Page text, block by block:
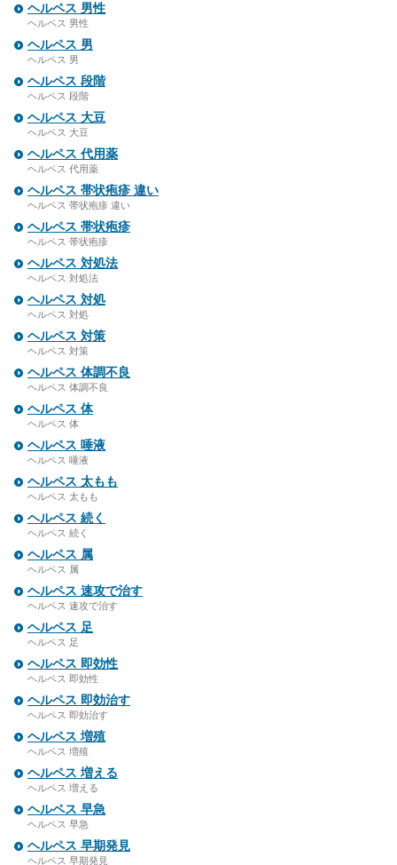
ヘルペス 男性
ヘルペス 男性
ヘルペス 男
ヘルペス 男
ヘルペス 段階
ヘルペス 段階
ヘルペス 大豆
ヘルペス 大豆
ヘルペス 代用薬
ヘルペス 代用薬
ヘルペス 帯状疱疹 違い
ヘルペス 帯状疱疹 違い
ヘルペス 帯状疱疹
ヘルペス 帯状疱疹
ヘルペス 対処法
ヘルペス 対処法
ヘルペス 対処
ヘルペス 対処
ヘルペス 対策
ヘルペス 対策
ヘルペス 体調不良
ヘルペス 体調不良
ヘルペス 体
ヘルペス 体
ヘルペス 唾液
ヘルペス 唾液
ヘルペス 太もも
ヘルペス 太もも
ヘルペス 続く
ヘルペス 続く
ヘルペス 属
ヘルペス 属
ヘルペス 速攻で治す
ヘルペス 速攻で治す
ヘルペス 足
ヘルペス 足
ヘルペス 即効性
ヘルペス 即効性
ヘルペス 即効治す
ヘルペス 即効治す
ヘルペス 増殖
ヘルペス 増殖
ヘルペス 増える
ヘルペス 増える
ヘルペス 早急
ヘルペス 早急
ヘルペス 早期発見
ヘルペス 早期発見